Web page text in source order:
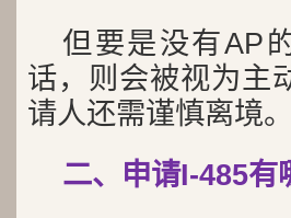
但要是没有AP
话，则会被视为主
请人还需谨慎离境。
二、申请I-485有